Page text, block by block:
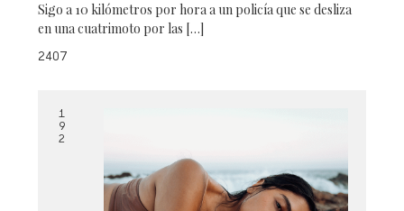
Sigo a 10 kilómetros por hora a un policía que se desliza
en una cuatrimoto por las […]
2407
1
9
2